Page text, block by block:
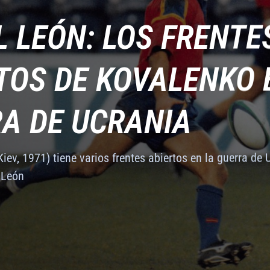
DE KOVALENKO
DE UCRANIA
1971) tiene varios frentes abiertos en la guerra de
LEÓN: LOS
DE KOVALENKO
DE UCRANIA
1971) tiene varios frentes abiertos en la guerra de
LEÓN: LOS
DE KOVALENKO
DE UCRANIA
1971) tiene varios frentes abiertos en la guerra de